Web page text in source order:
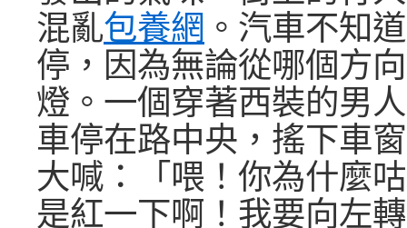
混亂包養網 。汽車不知
停，因為無論從哪個方
燈。一個穿著西裝的男
車停在路中央，搖下車
大喊：「喂！你為什麼
是紅一下啊！我要向左